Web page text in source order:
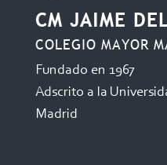
CM JAIME
COLEGIO MAYOR
Fundado en 1967
Adscrito a la
Madrid